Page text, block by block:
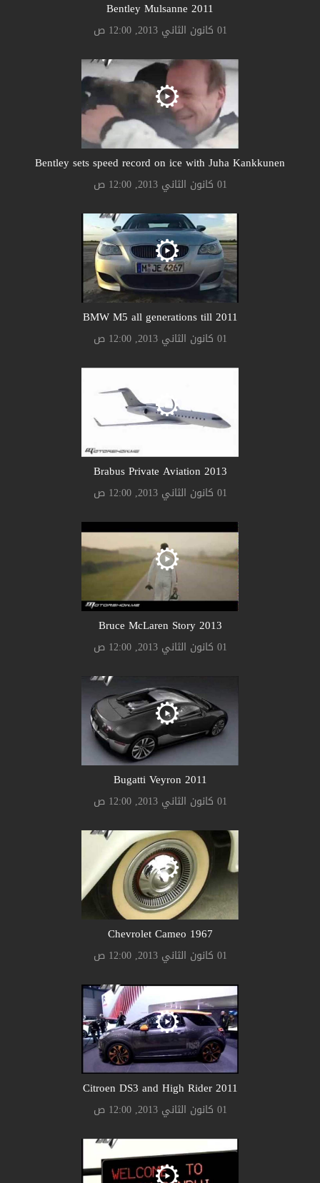
Bentley Mulsanne 2011
01 كانون الثاني 2013, 12:00 ص
Bentley sets speed record on ice with Juha Kankkunen
01 كانون الثاني 2013, 12:00 ص
BMW M5 all generations till 2011
01 كانون الثاني 2013, 12:00 ص
Brabus Private Aviation 2013
01 كانون الثاني 2013, 12:00 ص
Bruce McLaren Story 2013
01 كانون الثاني 2013, 12:00 ص
Bugatti Veyron 2011
01 كانون الثاني 2013, 12:00 ص
Chevrolet Cameo 1967
01 كانون الثاني 2013, 12:00 ص
Citroen DS3 and High Rider 2011
01 كانون الثاني 2013, 12:00 ص